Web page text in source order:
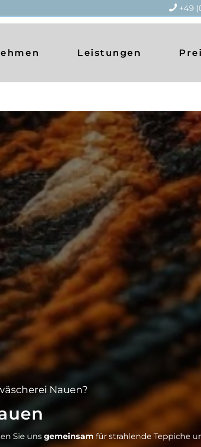
+49
Leistungen
Nauen?
Sie uns gemeinsam für strahlende Teppiche